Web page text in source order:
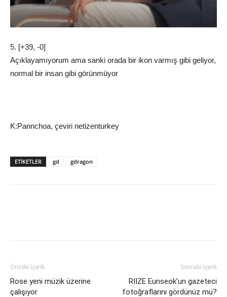
5. [+39, -0]
Açıklayamıyorum ama sanki orada bir ikon varmış gibi geliyor,
normal bir insan gibi görünmüyor
K:Pannchoa, çeviri netizenturkey
ETIKETLER gd gdragon
Önceki İçerik
Rose yeni müzik üzerine
çalışıyor
Sonraki İçerik
RIIZE Eunseok’un gazeteci
fotoğraflarını gördünüz mü?